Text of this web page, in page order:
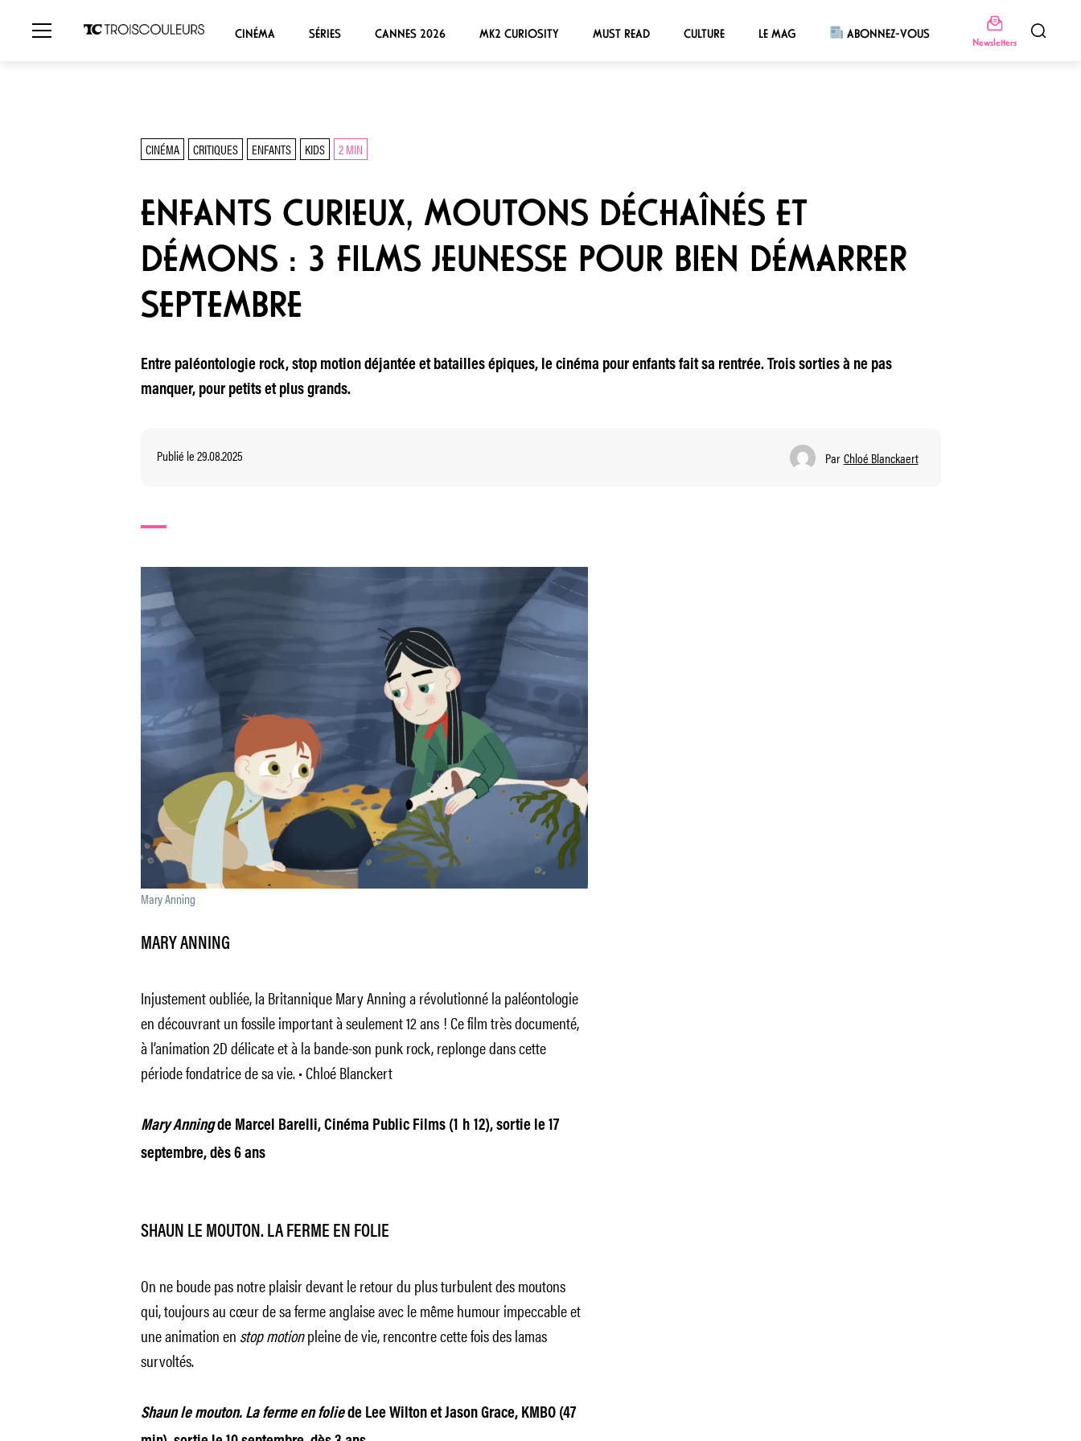
CINÉMA SÉRIES CANNES 2026 MK2 CURIOSITY MUST READ CULTURE LE MAG ABONNEZ-VOUS
Newsletters
CINÉMA CRITIQUES ENFANTS KIDS 2 MIN
ENFANTS CURIEUX, MOUTONS DÉCHAÎNÉS ET
DÉMONS : 3 FILMS JEUNESSE POUR BIEN DÉMARRER
SEPTEMBRE
Entre paléontologie rock, stop motion déjantée et batailles épiques, le cinéma pour enfants fait sa rentrée. Trois sorties à ne pas
manquer, pour petits et plus grands.
Publié le 29.08.2025 Par Chloé Blanckaert
Mary Anning
MARY ANNING
Injustement oubliée, la Britannique Mary Anning a révolutionné la paléontologie
en découvrant un fossile important à seulement 12 ans ! Ce film très documenté,
à l’animation 2D délicate et à la bande-son punk rock, replonge dans cette
période fondatrice de sa vie. • Chloé Blanckert
Mary Anningde Marcel Barelli, Cinéma Public Films (1 h 12), sortie le 17
septembre, dès 6 ans
SHAUN LE MOUTON. LA FERME EN FOLIE
On ne boude pas notre plaisir devant le retour du plus turbulent des moutons
qui, toujours au cœur de sa ferme anglaise avec le même humour impeccable et
une animation en stop motionpleine de vie, rencontre cette fois des lamas
survoltés.
Shaun le mouton. La ferme en foliede Lee Wilton et Jason Grace, KMBO (47